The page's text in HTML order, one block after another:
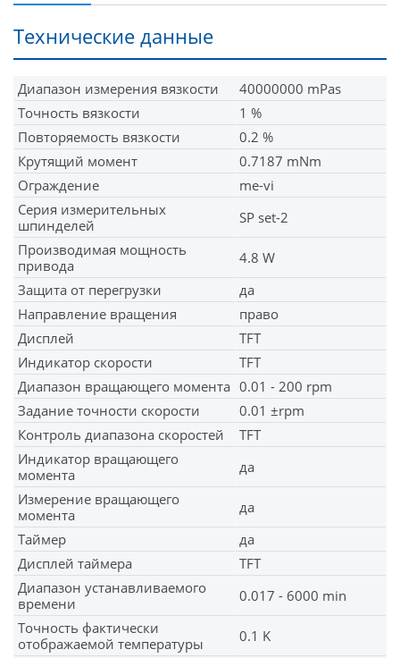
Технические данные
Диапазон измерения вязкости
40000000 mPas
Точность вязкости
1 %
Повторяемость вязкости
0.2 %
Крутящий момент
0.7187 mNm
Ограждение
me-vi
Серия измерительных
шпинделей
SP set-2
Производимая мощность
привода
4.8 W
Защита от перегрузки
да
Направление вращения
право
Дисплей
TFT
Индикатор скорости
TFT
Диапазон вращающего момента 0.01 - 200 rpm
Задание точности скорости
0.01 ±rpm
Контроль диапазона скоростей
TFT
Индикатор вращающего
момента
да
Измерение вращающего
момента
да
Таймер
да
Дисплей таймера
TFT
Диапазон устанавливаемого
времени
0.017 - 6000 min
Точность фактически
отображаемой температуры
0.1 K